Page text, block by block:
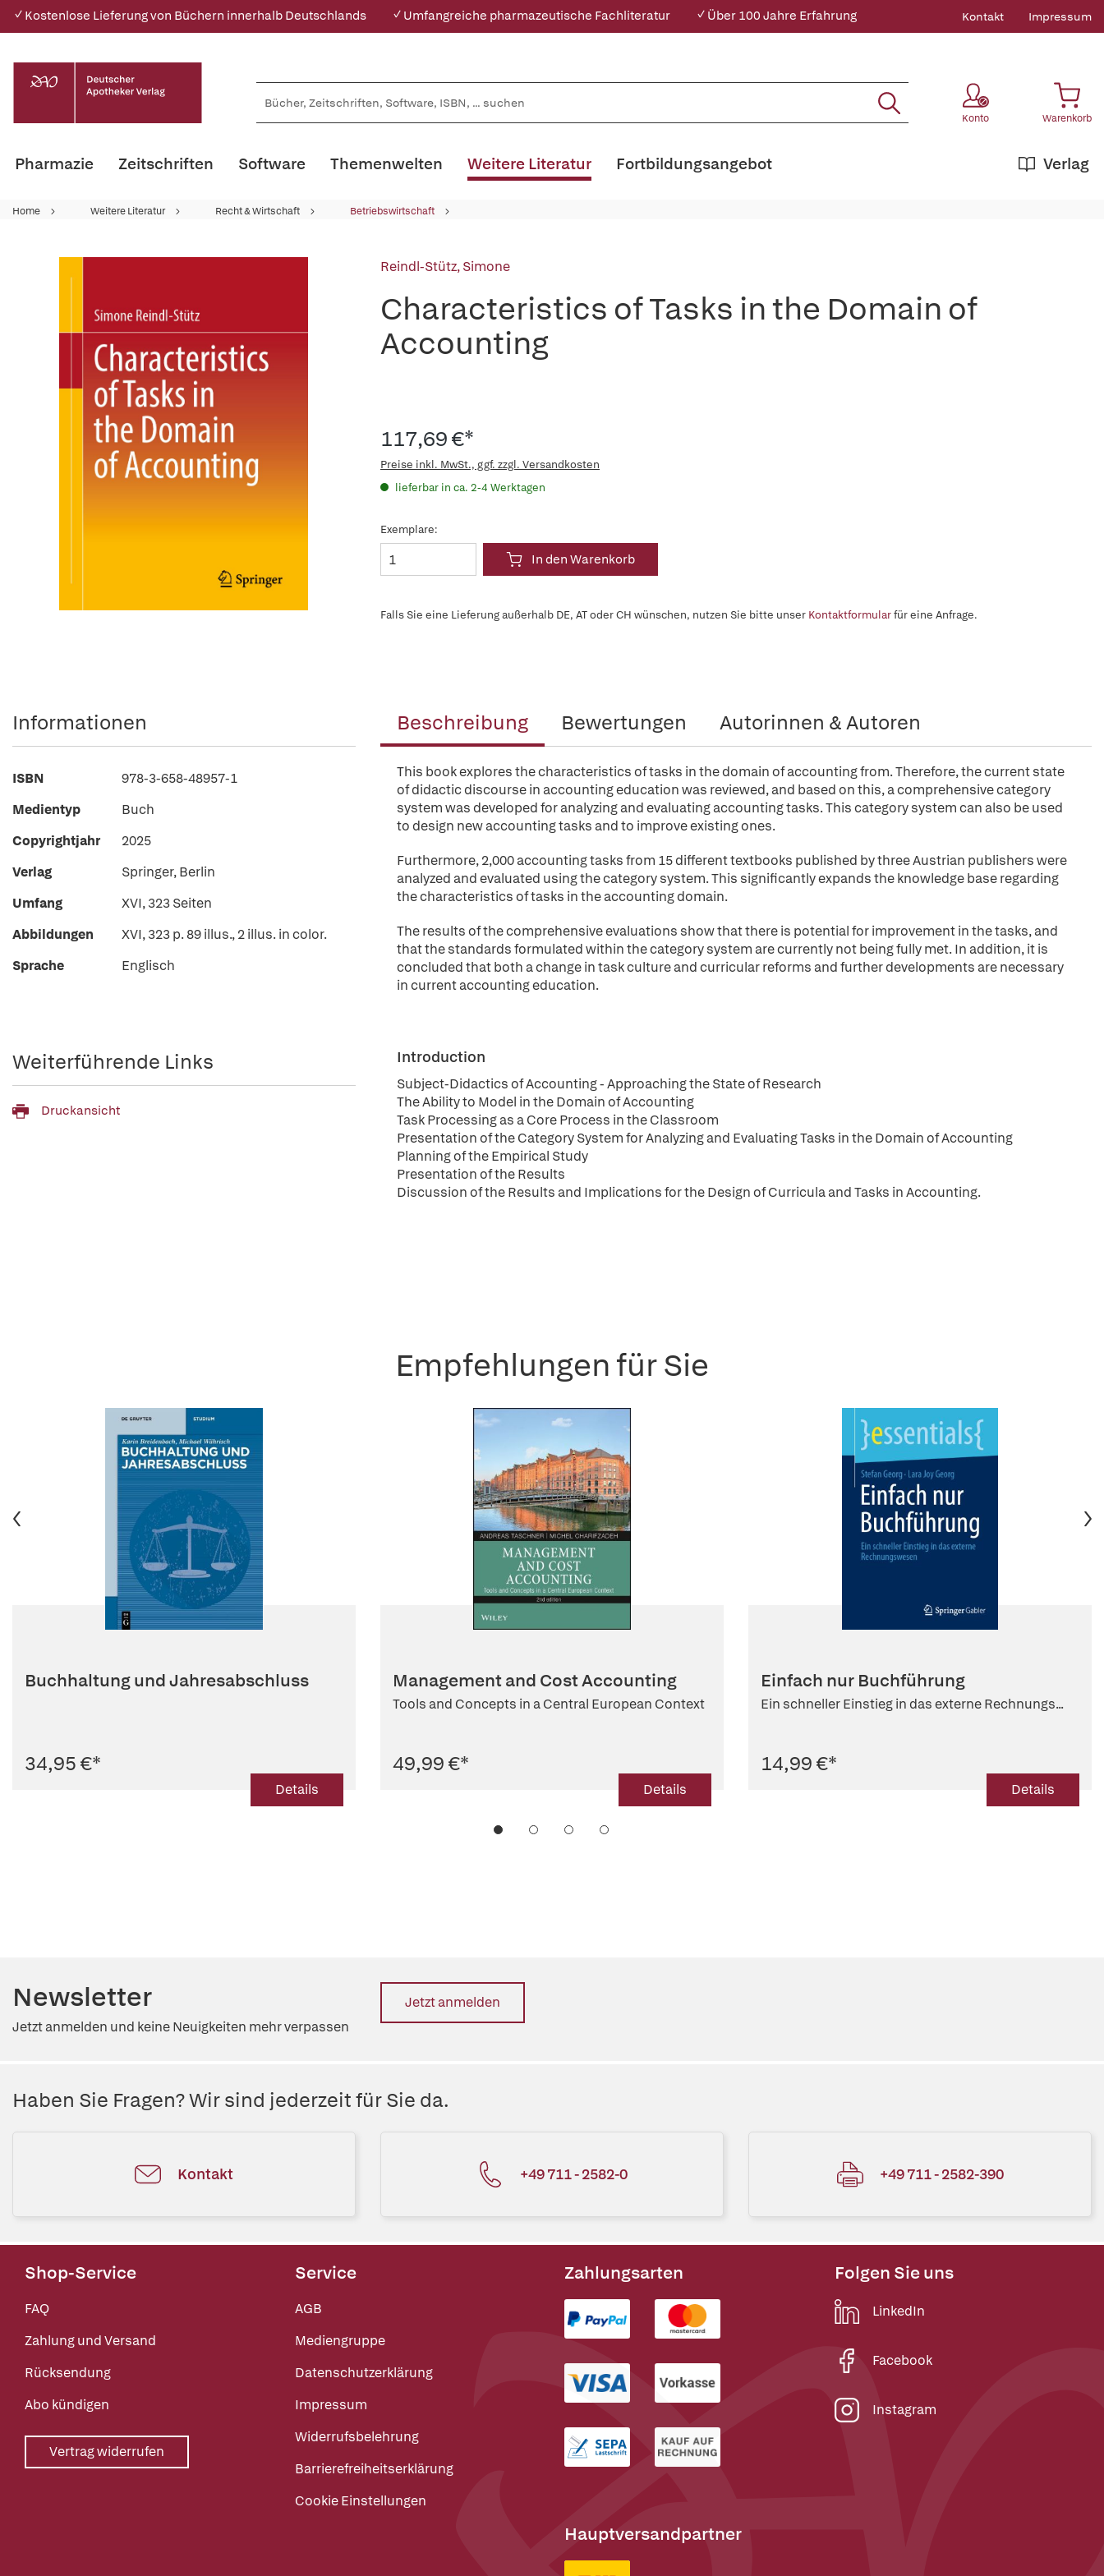
✓ Kostenlose Lieferung von Büchern innerhalb Deutschlands ✓ Umfangreiche pharmazeutische Fachliteratur ✓ Über 100 Jahre Erfahrung Kontakt Impressum
Konto Warenkorb
Pharmazie Zeitschriften Software Themenwelten Weitere Literatur Verlag
Fortbildungsangebot
Home Weitere Literatur Recht & Wirtschaft Betriebswirtschaft
Reindl-Stütz, Simone
Characteristics of Tasks in the Domain of
Accounting
117,69 €*
Preise inkl. MwSt., ggf. zzgl. Versandkosten
lieferbar in ca. 2-4 Werktagen
Exemplare:
In den Warenkorb
Falls Sie eine Lieferung außerhalb DE, AT oder CH wünschen, nutzen Sie bitte unser Kontaktformularfür eine Anfrage.
Beschreibung Bewertungen Autorinnen & Autoren
This book explores the characteristics of tasks in the domain of accounting from. Therefore, the current state
of didactic discourse in accounting education was reviewed, and based on this, a comprehensive category
system was developed for analyzing and evaluating accounting tasks. This category system can also be used
to design new accounting tasks and to improve existing ones.
Furthermore, 2,000 accounting tasks from 15 different textbooks published by three Austrian publishers were
analyzed and evaluated using the category system. This significantly expands the knowledge base regarding
the characteristics of tasks in the accounting domain.
The results of the comprehensive evaluations show that there is potential for improvement in the tasks, and
that the standards formulated within the category system are currently not being fully met. In addition, it is
concluded that both a change in task culture and curricular reforms and further developments are necessary
in current accounting education.
Introduction
Subject-Didactics of Accounting - Approaching the State of Research
The Ability to Model in the Domain of Accounting
Task Processing as a Core Process in the Classroom
Presentation of the Category System for Analyzing and Evaluating Tasks in the Domain of Accounting
Planning of the Empirical Study
Presentation of the Results
Discussion of the Results and Implications for the Design of Curricula and Tasks in Accounting.
Informationen
ISBN
978-3-658-48957-1
Medientyp
Buch
Copyrightjahr
2025
Verlag
Springer, Berlin
Umfang
XVI, 323 Seiten
Abbildungen
XVI, 323 p. 89 illus., 2 illus. in color.
Sprache
Englisch
Weiterführende Links
Druckansicht
Empfehlungen für Sie
Buchhaltung und Jahresabschluss
34,95 €*
Details
Management and Cost Accounting
Tools and Concepts in a Central European Context
49,99 €*
Details
Einfach nur Buchführung
Ein schneller Einstieg in das externe Rechnungs...
14,99 €*
Details
Newsletter
Jetzt anmelden und keine Neuigkeiten mehr verpassen
Jetzt anmelden
Haben Sie Fragen? Wir sind jederzeit für Sie da.
Kontakt +49 711 - 2582-0 +49 711 - 2582-390
Shop-Service
FAQ
Zahlung und Versand
Rücksendung
Abo kündigen
Vertrag widerrufen
Service
AGB
Mediengruppe
Datenschutzerklärung
Impressum
Widerrufsbelehrung
Barrierefreiheitserklärung
Cookie Einstellungen
Zahlungsarten
Hauptversandpartner
Folgen Sie uns
LinkedIn
Facebook
Instagram